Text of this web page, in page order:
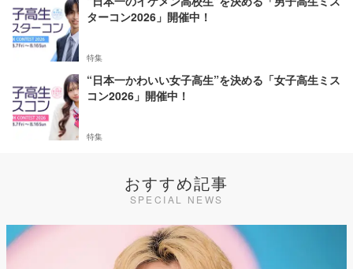
ターコン2026」開催中！
特集
“日本一かわいい女子高生”を決める「女子高生ミス
コン2026」開催中！
特集
おすすめ記事
SPECIAL NEWS